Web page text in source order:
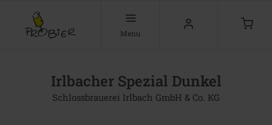
Menu
Irlbacher Spezial Dunkel
Schlossbrauerei Irlbach GmbH & Co. KG